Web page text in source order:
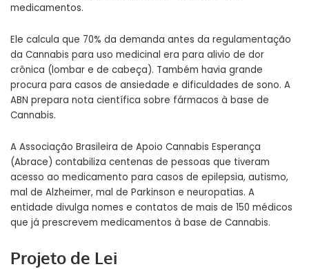
medicamentos.
Ele calcula que 70% da demanda antes da regulamentação
da Cannabis para uso medicinal era para alivio de dor
crônica (lombar e de cabeça). Também havia grande
procura para casos de ansiedade e dificuldades de sono. A
ABN prepara nota científica sobre fármacos à base de
Cannabis.
A Associação Brasileira de Apoio Cannabis Esperança
(Abrace) contabiliza centenas de pessoas que tiveram
acesso ao medicamento para casos de epilepsia, autismo,
mal de Alzheimer, mal de Parkinson e neuropatias. A
entidade divulga nomes e contatos de mais de 150 médicos
que já prescrevem medicamentos à base de Cannabis.
Projeto de Lei